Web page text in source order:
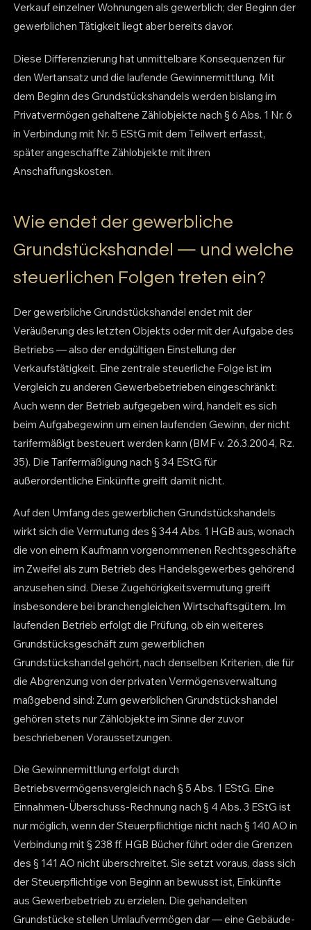
Verkauf einzelner Wohnungen als gewerblich; der Beginn der
gewerblichen Tätigkeit liegt aber bereits davor.
Diese Differenzierung hat unmittelbare Konsequenzen für
den Wertansatz und die laufende Gewinnermittlung. Mit
dem Beginn des Grundstückshandels werden bislang im
Privatvermögen gehaltene Zählobjekte nach § 6 Abs. 1 Nr. 6
in Verbindung mit Nr. 5 EStG mit dem Teilwert erfasst,
später angeschaffte Zählobjekte mit ihren
Anschaffungskosten.
Wie endet der gewerbliche
Grundstückshandel — und welche
steuerlichen Folgen treten ein?
Der gewerbliche Grundstückshandel endet mit der
Veräußerung des letzten Objekts oder mit der Aufgabe des
Betriebs — also der endgültigen Einstellung der
Verkaufstätigkeit. Eine zentrale steuerliche Folge ist im
Vergleich zu anderen Gewerbebetrieben eingeschränkt:
Auch wenn der Betrieb aufgegeben wird, handelt es sich
beim Aufgabegewinn um einen laufenden Gewinn, der nicht
tarifermäßigt besteuert werden kann (BMF v. 26.3.2004, Rz.
35). Die Tarifermäßigung nach § 34 EStG für
außerordentliche Einkünfte greift damit nicht.
Auf den Umfang des gewerblichen Grundstückshandels
wirkt sich die Vermutung des § 344 Abs. 1 HGB aus, wonach
die von einem Kaufmann vorgenommenen Rechtsgeschäfte
im Zweifel als zum Betrieb des Handelsgewerbes gehörend
anzusehen sind. Diese Zugehörigkeitsvermutung greift
insbesondere bei branchengleichen Wirtschaftsgütern. Im
laufenden Betrieb erfolgt die Prüfung, ob ein weiteres
Grundstücksgeschäft zum gewerblichen
Grundstückshandel gehört, nach denselben Kriterien, die für
die Abgrenzung von der privaten Vermögensverwaltung
maßgebend sind: Zum gewerblichen Grundstückshandel
gehören stets nur Zählobjekte im Sinne der zuvor
beschriebenen Voraussetzungen.
Die Gewinnermittlung erfolgt durch
Betriebsvermögensvergleich nach § 5 Abs. 1 EStG. Eine
Einnahmen-Überschuss-Rechnung nach § 4 Abs. 3 EStG ist
nur möglich, wenn der Steuerpflichtige nicht nach § 140 AO in
Verbindung mit § 238 ff. HGB Bücher führt oder die Grenzen
des § 141 AO nicht überschreitet. Sie setzt voraus, dass sich
der Steuerpflichtige von Beginn an bewusst ist, Einkünfte
aus Gewerbebetrieb zu erzielen. Die gehandelten
Grundstücke stellen Umlaufvermögen dar — eine Gebäude-